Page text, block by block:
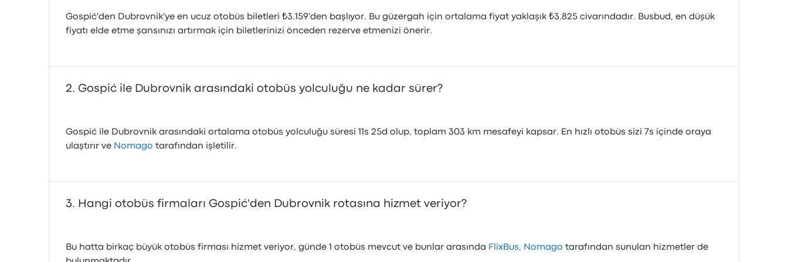
Gospić'den Dubrovnik'ye en ucuz otobüs biletleri ₺3.159'den başlıyor. Bu güzergah için ortalama fiyat yaklaşık ₺3.825 civarındadır. Busbud, en düşük
fiyatı elde etme şansınızı artırmak için biletlerinizi önceden rezerve etmenizi önerir.
Gospić ile Dubrovnik arasındaki otobüs yolculuğu ne kadar sürer?
Gospić ile Dubrovnik arasındaki ortalama otobüs yolculuğu süresi 11s 25d olup, toplam 303 km mesafeyi kapsar. En hızlı otobüs sizi 7s içinde oraya
ulaştırır ve Nomago tarafından işletilir.
Hangi otobüs firmaları Gospić'den Dubrovnik rotasına hizmet veriyor?
Bu hatta birkaç büyük otobüs firması hizmet veriyor, günde 1 otobüs mevcut ve bunlar arasında FlixBus, Nomago tarafından sunulan hizmetler de